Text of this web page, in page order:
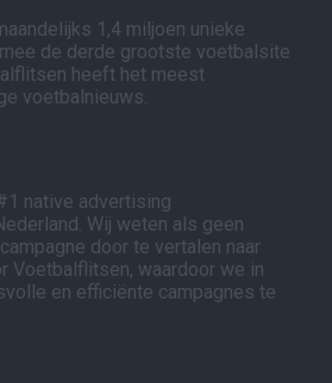
1,4 miljoen unieke
de derde grootste voetbalsite
heeft het meest
voetbalnieuws.
native advertising
Wij weten als geen
door te vertalen naar
Voetbalflitsen, waardoor we in
en efficiënte campagnes te